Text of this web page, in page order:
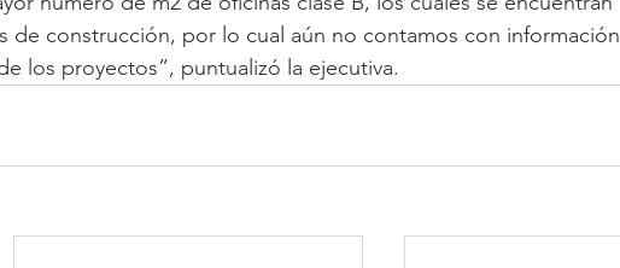
de construcción, por lo cual aún no contamos con información
los proyectos”, puntualizó la ejecutiva.